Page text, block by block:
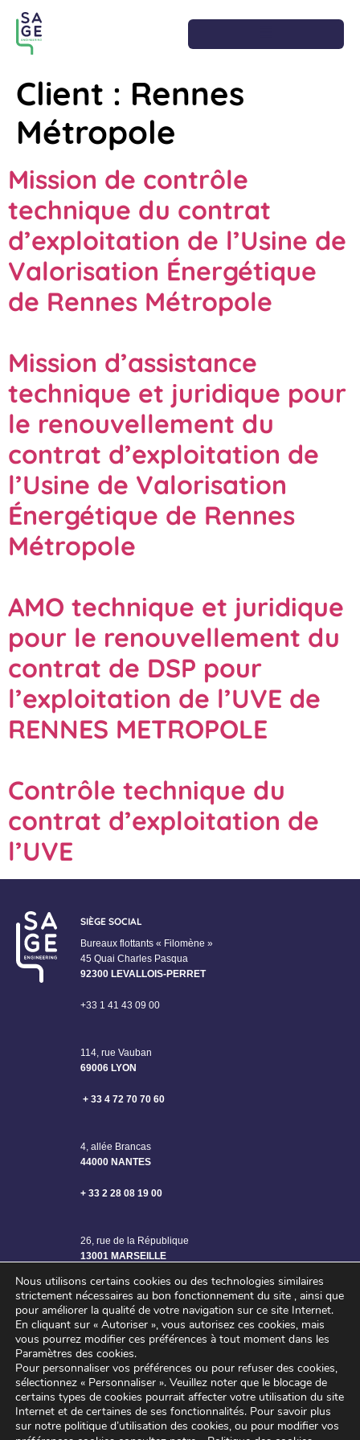
Client : Rennes
Métropole
Mission de contrôle
technique du contrat
d’exploitation de l’Usine de
Valorisation Énergétique
de Rennes Métropole
Mission d’assistance
technique et juridique pour
le renouvellement du
contrat d’exploitation de
l’Usine de Valorisation
Énergétique de Rennes
Métropole
AMO technique et juridique
pour le renouvellement du
contrat de DSP pour
l’exploitation de l’UVE de
RENNES METROPOLE
Contrôle technique du
contrat d’exploitation de
l’UVE
SIÈGE SOCIAL
Bureaux flottants « Filomène »
45 Quai Charles Pasqua
92300 LEVALLOIS-PERRET
+33 1 41 43 09 00
114, rue Vauban
69006 LYON
+ 33 4 72 70 70 60
4, allée Brancas
44000 NANTES
+ 33 2 28 08 19 00
26, rue de la République
13001 MARSEILLE
©2024 SAGE ENGINEERING – Tous droits réservés
Nous utilisons certains cookies ou des technologies similaires
strictement nécessaires au bon fonctionnement du site , ainsi que
pour améliorer la qualité de votre navigation sur ce site Internet.
En cliquant sur « Autoriser », vous autorisez ces cookies, mais
vous pourrez modifier ces préférences à tout moment dans les
Paramètres des cookies.
Pour personnaliser vos préférences ou pour refuser des cookies,
sélectionnez « Personnaliser ». Veuillez noter que le blocage de
certains types de cookies pourrait affecter votre utilisation du site
Internet et de certaines de ses fonctionnalités. Pour savoir plus
sur notre politique d’utilisation des cookies, ou pour modifier vos